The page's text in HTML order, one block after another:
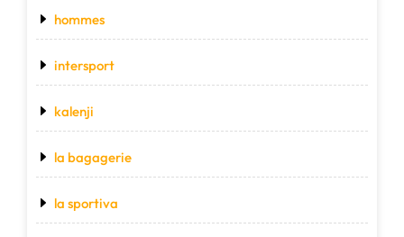
hommes
intersport
kalenji
la bagagerie
la sportiva